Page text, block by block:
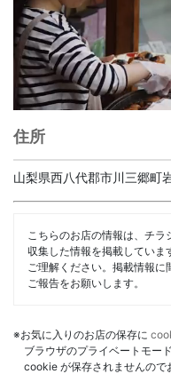
住所
山梨県西八代郡市川三郷町
こちらのお店の情報は、チ
収集した情報を掲載していま
ご理解ください。掲載情報
ご報告をお願いします。
※お気に入りのお店の保存に
ブラウザのプライベートモー
cookie が保存されませんので